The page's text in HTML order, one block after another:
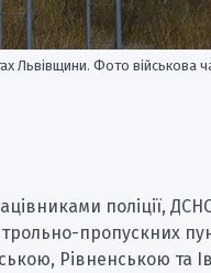
Львівщини. Фото військова
поліції,
пропускних
Рівненською та